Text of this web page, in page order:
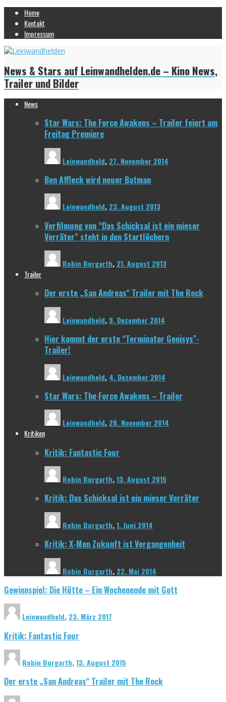
Home
Kontakt
Impressum
News & Stars auf Leinwandhelden.de – Kino News,
Trailer und Bilder
News
Star Wars: The Force Awakens – Trailer feiert am
Freitag Premiere
Leinwandheld, 27. November 2014
Ben Affleck wird neuer Batman
Leinwandheld, 23. August 2013
Verfilmung von “Das Schicksal ist ein mieser
Verräter” steht in den Startlöchern
Robin Burgarth, 21. August 2013
Trailer
Der erste „San Andreas“ Trailer mit The Rock
Leinwandheld, 9. Dezember 2014
Hier kommt der erste “Terminator Genisys”-
Trailer!
Leinwandheld, 4. Dezember 2014
Star Wars: The Force Awakens – Trailer
Leinwandheld, 28. November 2014
Kritiken
Kritik: Fantastic Four
Robin Burgarth,13. August 2015
Kritik: Das Schicksal ist ein mieser Verräter
Robin Burgarth,1. Juni 2014
Kritik: X-Men Zukunft ist Vergangenheit
Robin Burgarth, 22. Mai 2014
Gewinnspiel: Die Hütte – Ein Wochenende mit Gott
Leinwandheld, 23. März 2017
Kritik: Fantastic Four
Robin Burgarth,13. August 2015
Der erste „San Andreas“ Trailer mit The Rock